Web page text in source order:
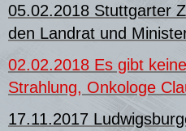
05.02.2018 Stuttgarter
den Landrat und
02.02.2018 Es gibt
Strahlung, Onkologe
17.11.2017